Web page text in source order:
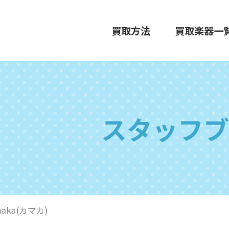
買取方法 買取楽器一
スタッフ
カマカ)